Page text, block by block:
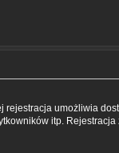
umożliwia
itp.